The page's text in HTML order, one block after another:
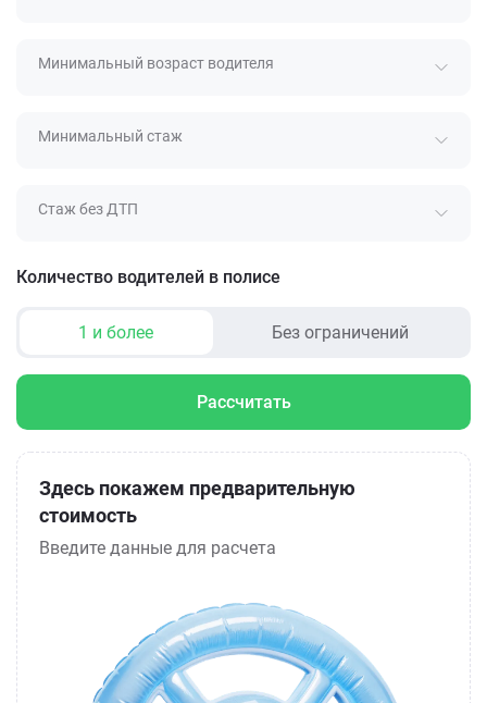
Минимальный возраст водителя
Минимальный стаж
Стаж без ДТП
Количество водителей в полисе
1 и более Без ограничений
Рассчитать
Здесь покажем предварительную
стоимость
Введите данные для расчета